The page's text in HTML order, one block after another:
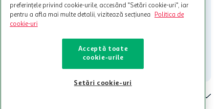
Contacteaza-ne!
021-9141 contact@auchan.ro
Contact
preferințele privind cookie-urile, accesând "Setări cookie-uri", iar
pentru a afla mai multe detalii, vizitează secțiunea
Politica de
cookie-uri
Acceptă toate
cookie-urile
Setări cookie-uri